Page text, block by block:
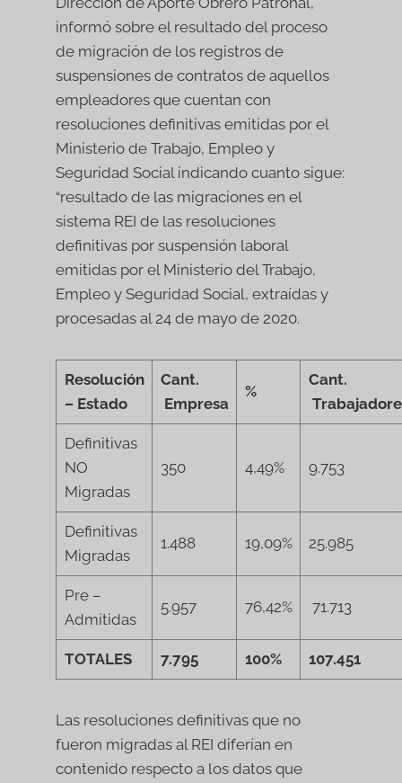
informó sobre el resultado del proceso
de migración de los registros de
suspensiones de contratos de aquellos
empleadores que cuentan con
resoluciones definitivas emitidas por el
Ministerio de Trabajo, Empleo y
Seguridad Social indicando cuanto sigue:
“resultado de las migraciones en el
sistema REI de las resoluciones
definitivas por suspensión laboral
emitidas por el Ministerio del Trabajo,
Empleo y Seguridad Social, extraídas y
procesadas al 24 de mayo de 2020.
Resolución
– Estado
Cant.
Empresa
%
Cant.
Definitivas
NO
Migradas
350 4,49% 9.753
Definitivas
Migradas
1.488 19,09% 25.985
Pre –
Admitidas
5.957 76,42% 71.713
TOTALES 7.795 100% 107.451
Las resoluciones definitivas que no
fueron migradas al REI diferían en
contenido respecto a los datos que